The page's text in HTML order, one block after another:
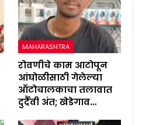
MAHARASHTRA
रोवणीचे काम आटोपून
आंघोळीसाठी गेलेल्या
ऑटोचालकाचा तलावात
दुर्दैवी अंत; खेडेगाव…